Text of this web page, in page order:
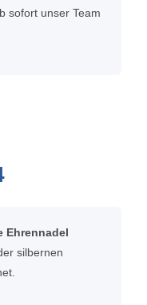
sofort unser Team
Ehrennadel
silbernen